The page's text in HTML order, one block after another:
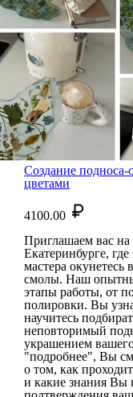
Создание подноса-
цветами
4100.00
Приглашаем вас на
Екатеринбурге,
мастера окунетесь
смолы. Наш
этапы работы, от
полировки. Вы
научитесь
неповторимый
украшением
"подробнее", Вы
о том, как
и какие знания Вы